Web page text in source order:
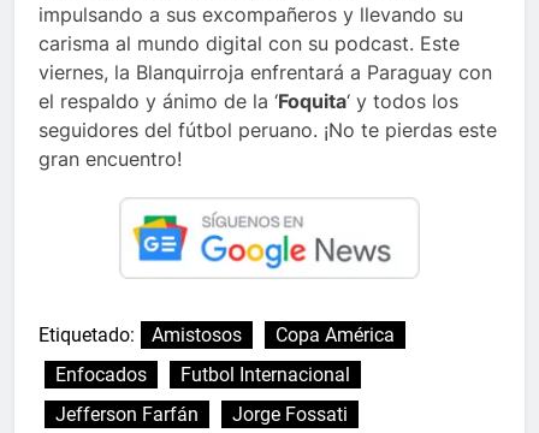
impulsando a sus excompañeros y llevando su
carisma al mundo digital con su podcast. Este
viernes, la Blanquirroja enfrentará a Paraguay con
el respaldo y ánimo de la ‘Foquita‘ y todos los
seguidores del fútbol peruano. ¡No te pierdas este
gran encuentro!
Etiquetado: Amistosos
Copa América
Enfocados
Futbol Internacional
Jefferson Farfán
Jorge Fossati